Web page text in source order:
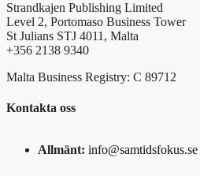
Strandkajen Publishing Limited
Level 2, Portomaso Business Tower
St Julians STJ 4011, Malta
+356 2138 9340
Malta Business Registry: C 89712
Kontakta oss
Allmänt: info@samtidsfokus.se